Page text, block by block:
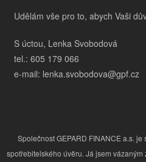
Udělám vše pro to, abych Vaši
S úctou, Lenka Svobodová
tel.: 605 179 066
e-mail: lenka.svobodova@gpf.cz
Společnost GEPARD FINANCE a.s.
spotřebitelského úvěru. Já jsem vázaným